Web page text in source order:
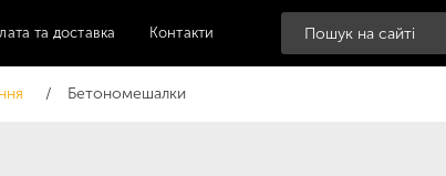
та доставка Контакти
Бетономешалки